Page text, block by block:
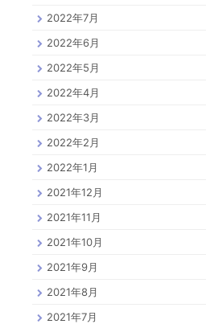
2022年7月
2022年6月
2022年5月
2022年4月
2022年3月
2022年2月
2022年1月
2021年12月
2021年11月
2021年10月
2021年9月
2021年8月
2021年7月